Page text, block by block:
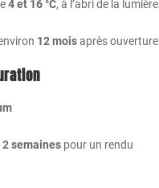
4 et 16 °C, à l’abri de la lumière
12 moisaprès ouverture
2 semainespour un rendu